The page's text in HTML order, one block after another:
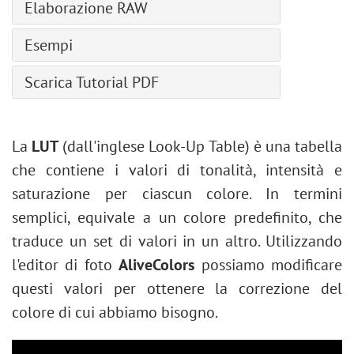
Sostituisci colore
Equalizza
Correzione obiettivo
Rumore
Arricciatura pagina
Effetto pixel
Stilizzazione
Riempimento texture
Due chiavi
Plugin incorporati
Plugin esterni
Nitidezza
Sbavatura
Schiarire
Scurire
Gestione dei pennelli
Pennello energia
Spray artistico
Sbavatura artistica
Rettangolo
Rettangolo arrotondato
Ellisse
Settore
Triangolo
Stella
Linea
Modifica forme e tracciati
Riempi forma
Contorna forma
Sposta
Taglierina
Taglierina prospettica
Trasforma
Mano
Zoom
Elaborazione RAW
Impostazioni generali
Curva di tono
Dettagli
Preset
Esempi
Effetto Miniatura
Creazione di pennelli personalizzati
Desaturazione parziale
Effetto incisione su pietra
Effetto creativo Glitch art
Rivitalizzare un ritratto scuro
Rimodellare viso e corpo
Modificare le condizioni meteo
Conversione in bianco e nero
Migliorare un ritratto
Scarica Tutorial PDF
La LUT(dall'inglese Look-Up Table) è una tabella
che contiene i valori di tonalità, intensità e
saturazione per ciascun colore. In termini
semplici, equivale a un colore predefinito, che
traduce un set di valori in un altro. Utilizzando
l'editor di fotoAliveColors possiamo modificare
questi valori per ottenere la correzione del
colore di cui abbiamo bisogno.